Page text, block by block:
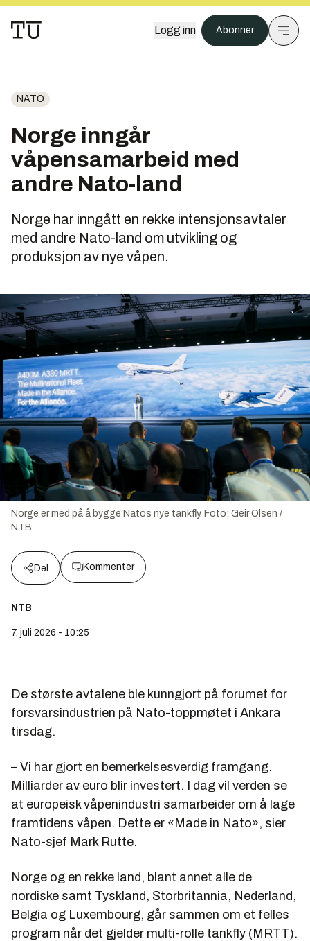
Logg inn Abonner
NATO
Norge inngår
våpensamarbeid med
andre Nato-land
Norge har inngått en rekke intensjonsavtaler
med andre Nato-land om utvikling og
produksjon av nye våpen.
Norge er med på å bygge Natos nye tankfly. Foto: Geir Olsen /
NTB
Del Kommenter
NTB
7. juli 2026 - 10:25
De største avtalene ble kunngjort på forumet for
forsvarsindustrien på Nato-toppmøtet i Ankara
tirsdag.
– Vi har gjort en bemerkelsesverdig framgang.
Milliarder av euro blir investert. I dag vil verden se
at europeisk våpenindustri samarbeider om å lage
framtidens våpen. Dette er «Made in Nato», sier
Nato-sjef Mark Rutte.
Norge og en rekke land, blant annet alle de
nordiske samt Tyskland, Storbritannia, Nederland,
Belgia og Luxembourg, går sammen om et felles
program når det gjelder multi-rolle tankfly (MRTT).